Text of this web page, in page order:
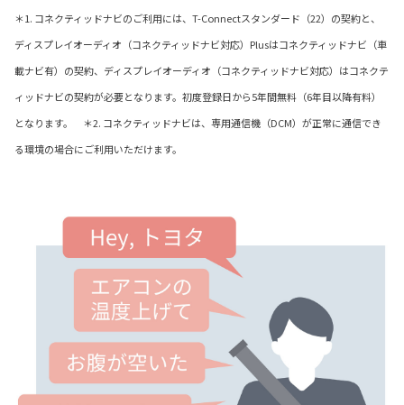
＊1. コネクティッドナビのご利用には、T-Connectスタンダード（22）の契約と、
ディスプレイオーディオ（コネクティッドナビ対応）Plusはコネクティッドナビ（車
載ナビ有）の契約、ディスプレイオーディオ（コネクティッドナビ対応）はコネクテ
ィッドナビの契約が必要となります。初度登録日から5年間無料（6年目以降有料）
となります。 ＊2. コネクティッドナビは、専用通信機（DCM）が正常に通信でき
る環境の場合にご利用いただけます。